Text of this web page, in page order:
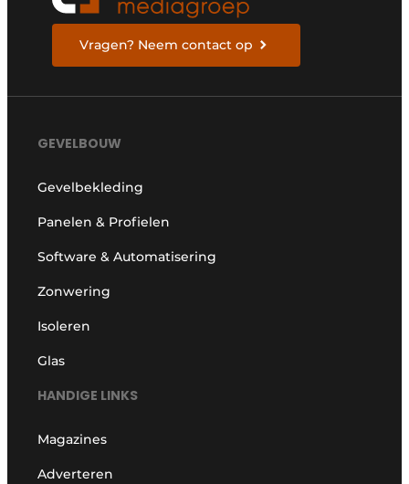
Vragen? Neem contact op
GEVELBOUW
Gevelbekleding
Panelen & Profielen
Software & Automatisering
Zonwering
Isoleren
Glas
HANDIGE LINKS
Magazines
Adverteren